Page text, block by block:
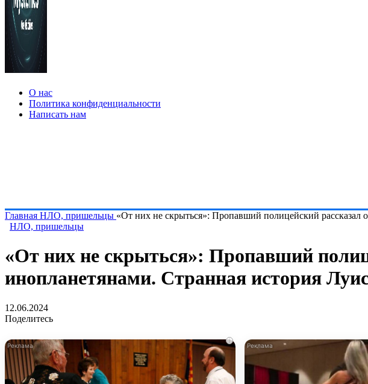
О нас
Политика конфиденциальности
Написать нам
Главная НЛО, пришельцы «От них не скрыться»: Пропавший полицейский рассказал
НЛО, пришельцы
«От них не скрыться»: Пропавший
инопланетянами. Странная история
12.06.2024
Поделитесь
i